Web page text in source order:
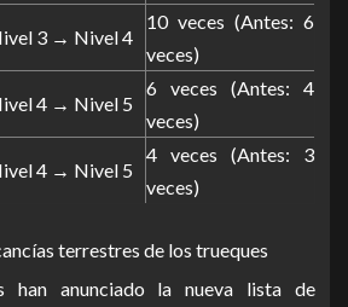
3 → Nivel 4
10 veces (Antes: 6
veces)
4 → Nivel 5
6 veces (Antes: 4
veces)
4 → Nivel 5
4 veces (Antes: 3
veces)
terrestres de los trueques
han anunciado la nueva lista de